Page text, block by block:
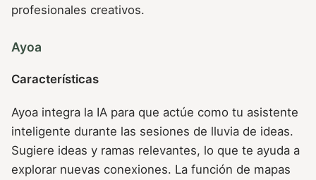
profesionales creativos.
Ayoa
Características
Ayoa integra la IA para que actúe como tu asistente
inteligente durante las sesiones de lluvia de ideas.
Sugiere ideas y ramas relevantes, lo que te ayuda a
explorar nuevas conexiones. La función de mapas